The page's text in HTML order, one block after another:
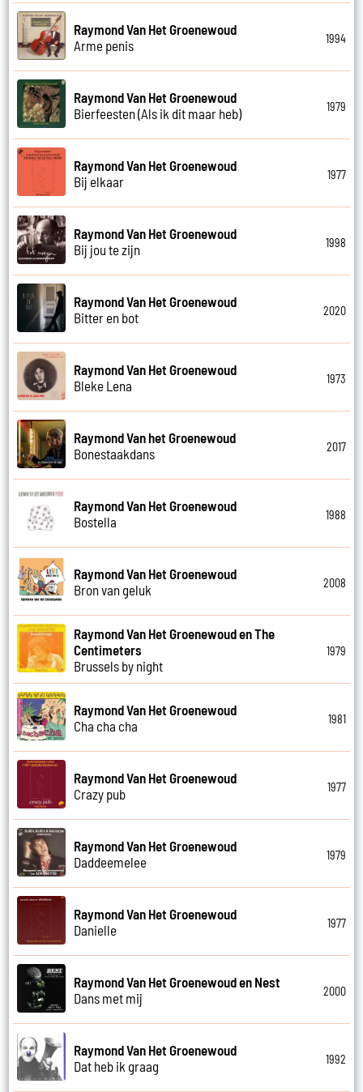
Raymond Van Het Groenewoud
Arme penis
1994
Raymond Van Het Groenewoud
Bierfeesten (Als ik dit maar heb)
1979
Raymond Van Het Groenewoud
Bij elkaar
1977
Raymond Van Het Groenewoud
Bij jou te zijn
1998
Raymond Van Het Groenewoud
Bitter en bot
2020
Raymond Van Het Groenewoud
Bleke Lena
1973
Raymond Van het Groenewoud
Bonestaakdans
2017
Raymond Van Het Groenewoud
Bostella
1988
Raymond Van Het Groenewoud
Bron van geluk
2008
Raymond Van Het Groenewoud en The
Centimeters
Brussels by night
1979
Raymond Van Het Groenewoud
Cha cha cha
1981
Raymond Van Het Groenewoud
Crazy pub
1977
Raymond Van Het Groenewoud
Daddeemelee
1979
Raymond Van Het Groenewoud
Danielle
1977
Raymond Van Het Groenewoud en Nest
Dans met mij
2000
Raymond Van Het Groenewoud
Dat heb ik graag
1992